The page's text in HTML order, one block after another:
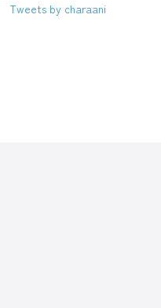
Tweets by charaani